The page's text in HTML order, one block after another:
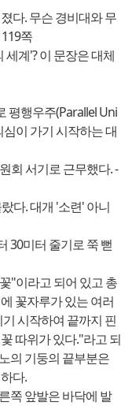
다. 무슨 경비대와 무
쪽
세계'? 이 문장은 대체
평행우주(Parallel Uni
이 가기 시작하는 대
회 서기로 근무했다. -
다. 대개 '소련' 아니
30미터 줄기로 쭉 뻗
"이라고 되어 있고 총
꽃자루가 있는 여러
시작하여 끝까지 핀
따위가 있다."라고 되
의 기둥의 끝부분은
다.
쪽 앞발은 바닥에 발